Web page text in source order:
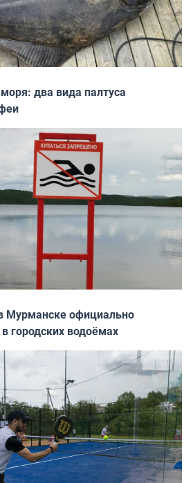
два вида палтуса
Мурманске официально
городских водоёмах